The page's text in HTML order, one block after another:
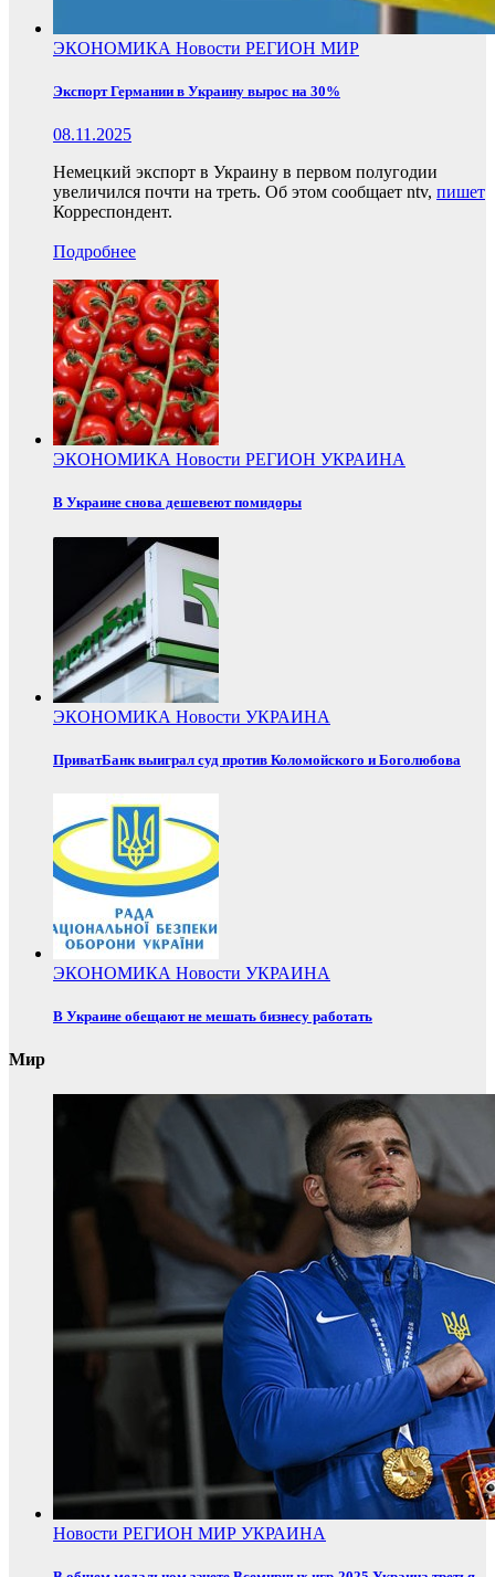
ЭКОНОМИКА Новости РЕГИОН МИР
Экспорт Германии в Украину вырос на 30%
08.11.2025
Немецкий экспорт в Украину в первом полугодии
увеличился почти на треть. Об этом сообщает ntv, пишет
Корреспондент.
Подробнее
ЭКОНОМИКА Новости РЕГИОН УКРАИНА
В Украине снова дешевеют помидоры
ЭКОНОМИКА Новости УКРАИНА
ПриватБанк выиграл суд против Коломойского и Боголюбова
ЭКОНОМИКА Новости УКРАИНА
В Украине обещают не мешать бизнесу работать
Мир
Новости РЕГИОН МИР УКРАИНА